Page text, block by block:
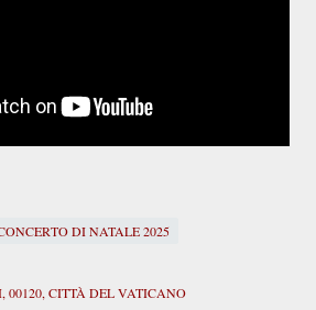
DI NATALE 2025
00120, CITTÀ DEL VATICANO